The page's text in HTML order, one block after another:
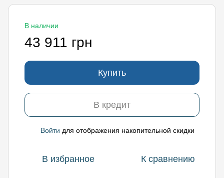
В наличии
43 911 грн
Купить
В кредит
Войти для отображения накопительной скидки
В избранное К сравнению